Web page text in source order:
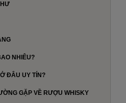
NHIÊU?
ĐÂU UY TÍN?
GẶP VỀ RƯỢU WHISKY